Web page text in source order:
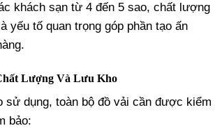
khách sạn từ 4 đến 5 sao, chất lượng
yếu tố quan trọng góp phần tạo ấn
Lượng Và Lưu Kho
sử dụng, toàn bộ đồ vải cần được kiểm
bảo: